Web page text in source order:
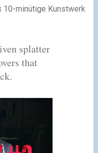
minütige Kunstwerk
splatter
that